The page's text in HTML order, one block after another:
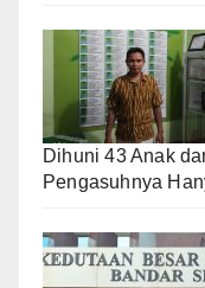
Dihuni 43 Anak
Pengasuhnya